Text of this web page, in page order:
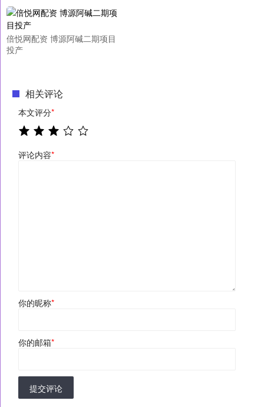
倍悦网配资 博源阿碱二期项目
投产
相关评论
本文评分*
评论内容*
你的昵称*
你的邮箱*
提交评论